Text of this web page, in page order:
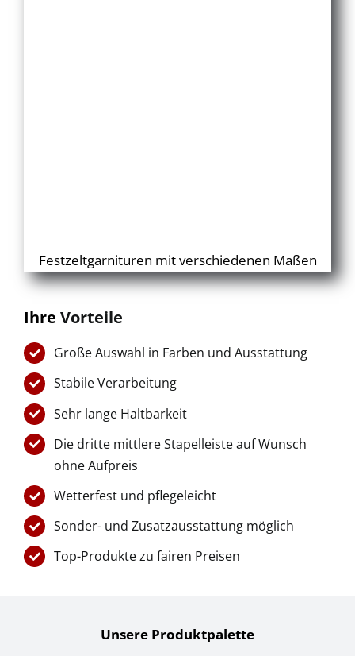
Festzeltgarnituren mit verschiedenen Maßen
Ihre Vorteile
Große Auswahl in Farben und Ausstattung
Stabile Verarbeitung
Sehr lange Haltbarkeit
Die dritte mittlere Stapelleiste auf Wunsch
ohne Aufpreis
Wetterfest und pflegeleicht
Sonder- und Zusatzausstattung möglich
Top-Produkte zu fairen Preisen
Unsere Produktpalette